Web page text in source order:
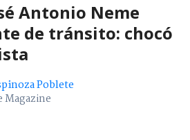
Antonio Neme
de tránsito: chocó
Poblete
Magazine